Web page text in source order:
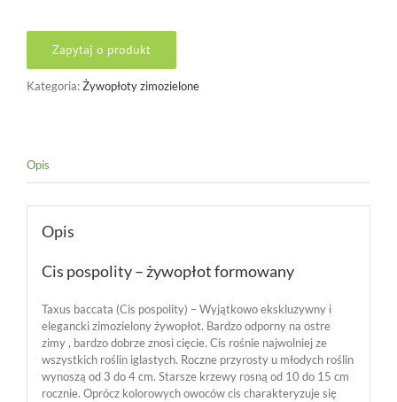
Zapytaj o produkt
Kategoria:Żywopłoty zimozielone
Opis
Opis
Cis pospolity – żywopłot formowany
Taxus baccata (Cis pospolity) – Wyjątkowo ekskluzywny i
elegancki zimozielony żywopłot. Bardzo odporny na ostre
zimy , bardzo dobrze znosi cięcie. Cis rośnie najwolniej ze
wszystkich roślin iglastych. Roczne przyrosty u młodych roślin
wynoszą od 3 do 4 cm. Starsze krzewy rosną od 10 do 15 cm
rocznie. Oprócz kolorowych owoców cis charakteryzuje się